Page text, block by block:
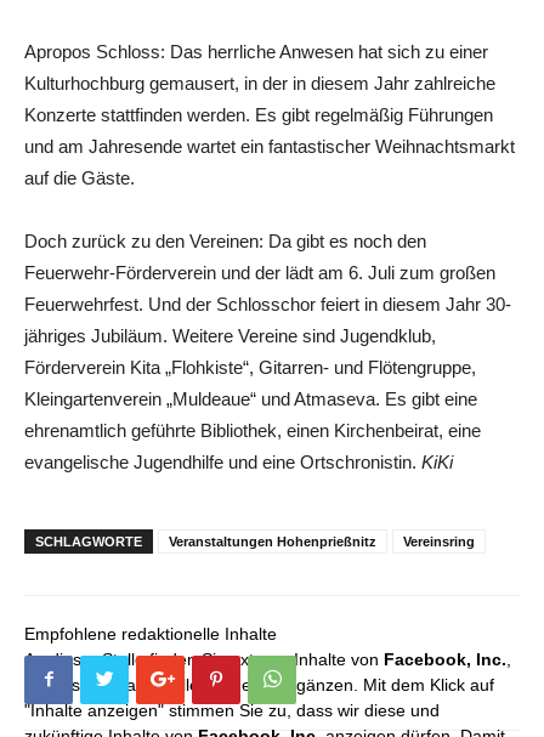
Apropos Schloss: Das herrliche Anwesen hat sich zu einer
Kulturhochburg gemausert, in der in diesem Jahr zahlreiche
Konzerte stattfinden werden. Es gibt regelmäßig Führungen
und am Jahresende wartet ein fantastischer Weihnachtsmarkt
auf die Gäste.
Doch zurück zu den Vereinen: Da gibt es noch den
Feuerwehr-Förderverein und der lädt am 6. Juli zum großen
Feuerwehrfest. Und der Schlosschor feiert in diesem Jahr 30-
jähriges Jubiläum. Weitere Vereine sind Jugendklub,
Förderverein Kita „Flohkiste“, Gitarren- und Flötengruppe,
Kleingartenverein „Muldeaue“ und Atmaseva. Es gibt eine
ehrenamtlich geführte Bibliothek, einen Kirchenbeirat, eine
evangelische Jugendhilfe und eine Ortschronistin. KiKi
SCHLAGWORTE Veranstaltungen Hohenprießnitz Vereinsring
Empfohlene redaktionelle Inhalte
An dieser Stelle finden Sie externe Inhalte von Facebook, Inc.
die unser redaktionelles Angebot ergänzen. Mit dem Klick auf
"Inhalte anzeigen" stimmen Sie zu, dass wir diese und